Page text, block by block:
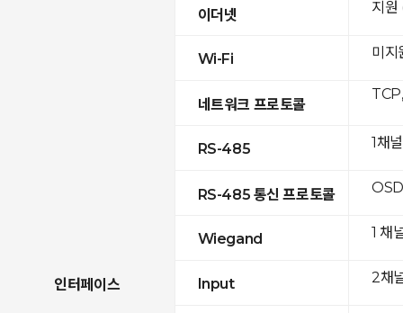
인터페이스
이더넷
Wi-Fi
네트워크 프로토콜
RS-485
RS-485 통신 프로토콜
Wiegand
Input
지
미지
1채
1 채
2채